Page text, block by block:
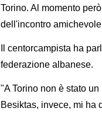
Torino. Al momento
dell'incontro
Il centorcampista ha
federazione albanese.
"A Torino non è stato
Besiktas, invece, mi ha